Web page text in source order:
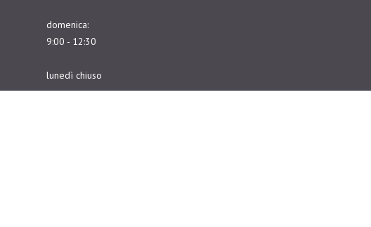
domenica:
9:00 - 12:30
lunedì chiuso